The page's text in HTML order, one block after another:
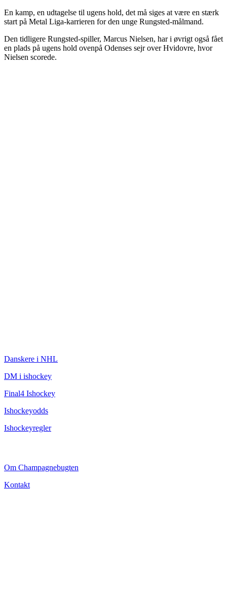
En kamp, en udtagelse til ugens hold, det må siges at være en stærk
start på Metal Liga-karrieren for den unge Rungsted-målmand.
Den tidligere Rungsted-spiller, Marcus Nielsen, har i øvrigt også fået
en plads på ugens hold ovenpå Odenses sejr over Hvidovre, hvor
Nielsen scorede.
Danskere i NHL
DM i ishockey
Final4 Ishockey
Ishockeyodds
Ishockeyregler
Om Champagnebugten
Kontakt